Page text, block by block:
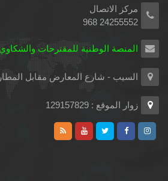
مركز الاتصال
24255552 968
المنصة الوطنية للمقترحات
السيب - شارع المعارض مقابل المطار
زوار الموقع : 129157829